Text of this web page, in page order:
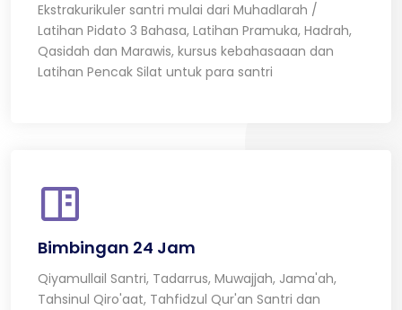
Ekstrakurikuler santri mulai dari Muhadlarah /
Latihan Pidato 3 Bahasa, Latihan Pramuka, Hadrah,
Qasidah dan Marawis, kursus kebahasaaan dan
Latihan Pencak Silat untuk para santri
Bimbingan 24 Jam
Qiyamullail Santri, Tadarrus, Muwajjah, Jama'ah,
Tahsinul Qiro'aat, Tahfidzul Qur'an Santri dan